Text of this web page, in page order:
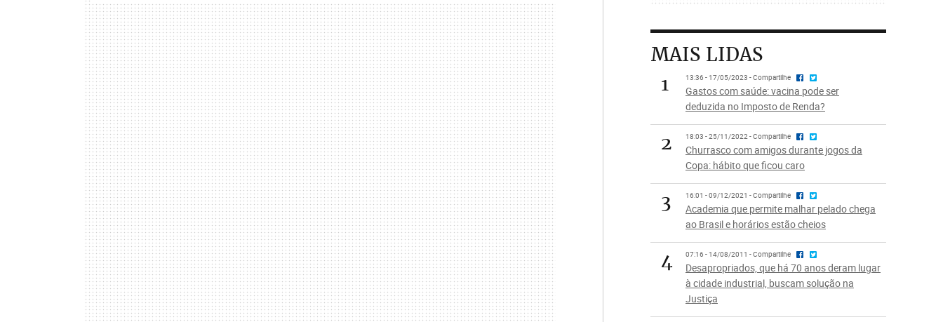
MAIS LIDAS
1
13:36 - 17/05/2023 - Compartilhe
Gastos com saúde: vacina pode ser
deduzida no Imposto de Renda?
2 18:03 - 25/11/2022 - Compartilhe
Churrasco com amigos durante jogos da
Copa: hábito que ficou caro
3 16:01 - 09/12/2021 - Compartilhe
Academia que permite malhar pelado chega
ao Brasil e horários estão cheios
4 07:16 - 14/08/2011 - Compartilhe
Desapropriados, que há 70 anos deram lugar
à cidade industrial, buscam solução na
Justiça